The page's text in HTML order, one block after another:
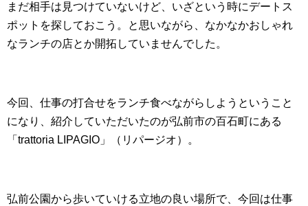
まだ相手は見つけていないけど、いざという時にデートス
ポットを探しておこう。と思いながら、なかなかおしゃれ
なランチの店とか開拓していませんでした。
今回、仕事の打合せをランチ食べながらしようということ
になり、紹介していただいたのが弘前市の百石町にある
「trattoria LIPAGIO」（リパージオ）。
弘前公園から歩いていける立地の良い場所で、今回は仕事